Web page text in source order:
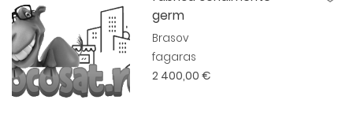
germ
Brasov
fagaras
2 400,00 €